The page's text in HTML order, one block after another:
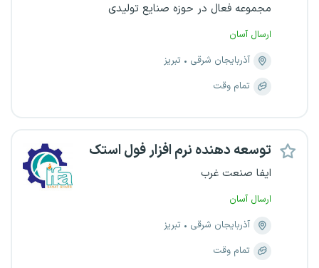
مجموعه فعال در حوزه صنایع تولیدی
ارسال آسان
آذربایجان شرقی
تبریز
تمام وقت
توسعه دهنده نرم افزار فول استک
ایفا صنعت غرب
ارسال آسان
آذربایجان شرقی
تبریز
تمام وقت